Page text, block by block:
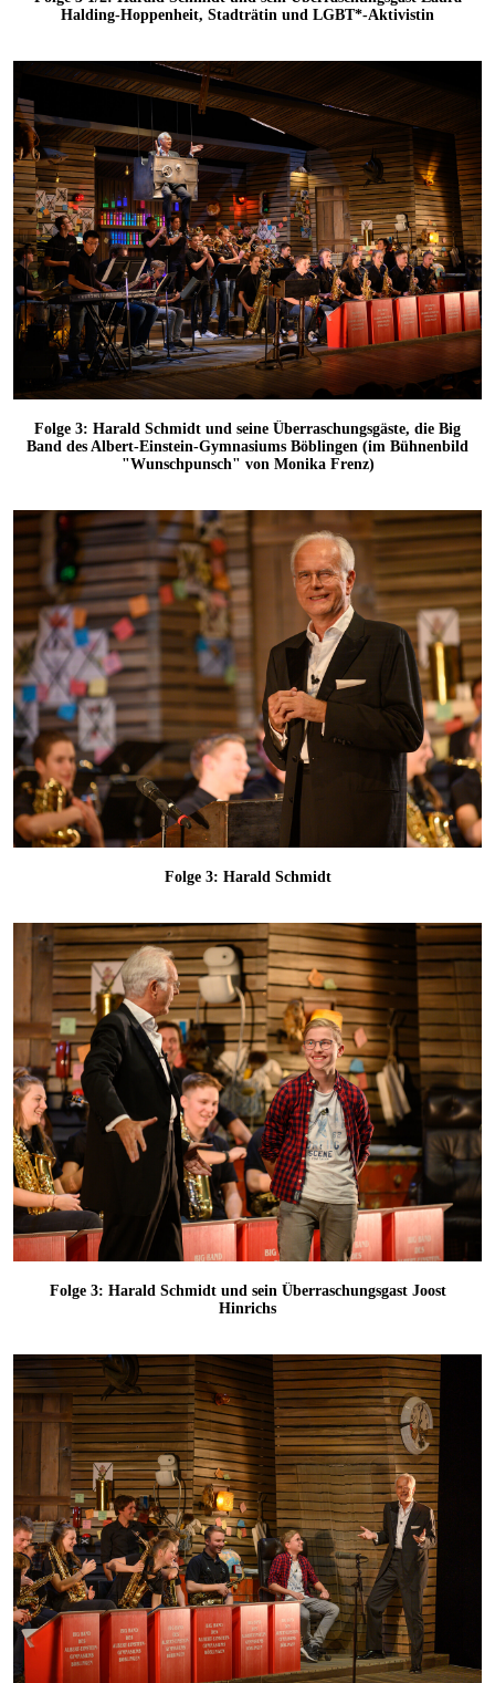
Halding-Hoppenheit, Stadträtin und LGBT*-Aktivistin
Folge 3: Harald Schmidt und seine Überraschungsgäste, die Big
Band des Albert-Einstein-Gymnasiums Böblingen (im Bühnenbild
"Wunschpunsch" von Monika Frenz)
Folge 3: Harald Schmidt
Folge 3: Harald Schmidt und sein Überraschungsgast Joost
Hinrichs